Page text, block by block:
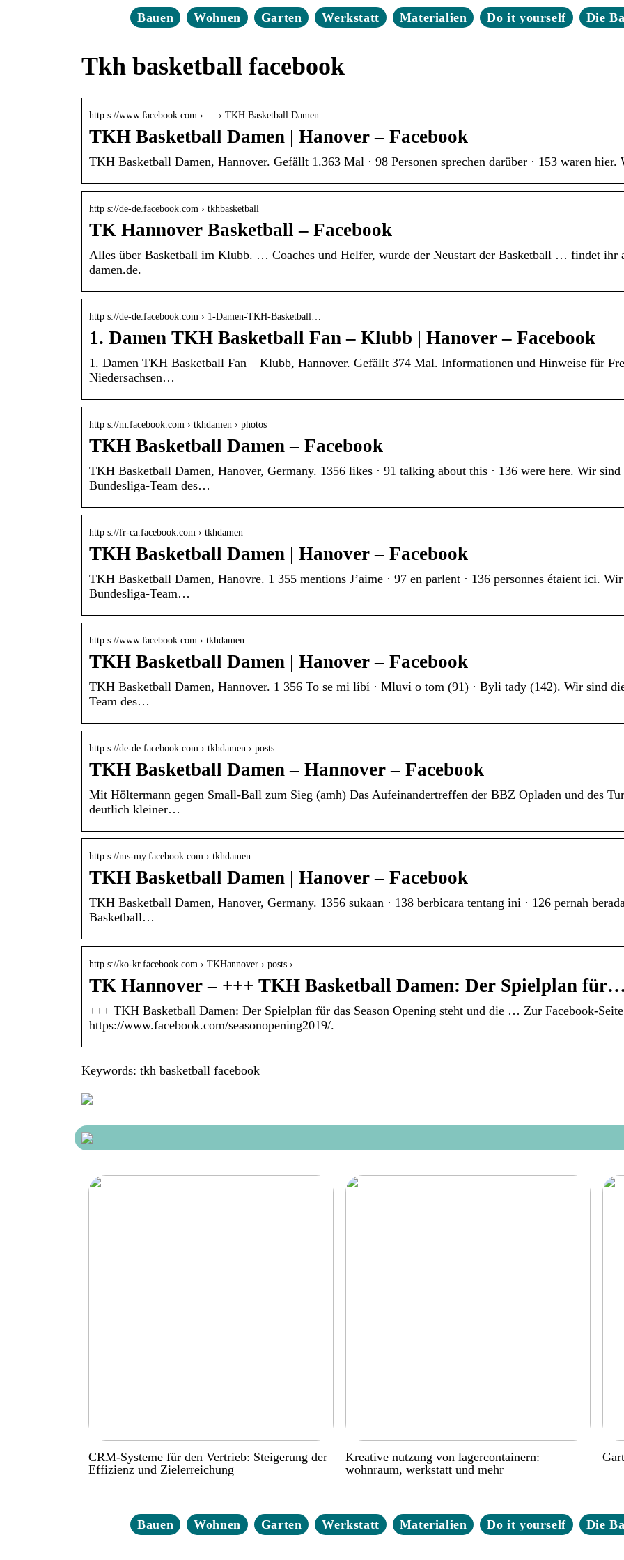
Bauen Wohnen Garten Werkstatt Materialien Do it yourself Die
Tkh basketball facebook
http s://www.facebook.com › … › TKH Basketball Damen
TKH Basketball Damen | Hanover – Facebook
TKH Basketball Damen, Hannover. Gefällt 1.363 Mal · 98 Personen sprechen darüber · 153 waren
http s://de-de.facebook.com › tkhbasketball
TK Hannover Basketball – Facebook
Alles über Basketball im Klubb. … Coaches und Helfer, wurde der Neustart der Basketball … findet ihr
damen.de.
http s://de-de.facebook.com › 1-Damen-TKH-Basketball…
1. Damen TKH Basketball Fan – Klubb | Hanover – Facebook
1. Damen TKH Basketball Fan – Klubb, Hannover. Gefällt 374 Mal. Informationen und Hinweise für
Niedersachsen…
http s://m.facebook.com › tkhdamen › photos
TKH Basketball Damen – Facebook
TKH Basketball Damen, Hanover, Germany. 1356 likes · 91 talking about this · 136 were here. Wir
Bundesliga-Team des…
http s://fr-ca.facebook.com › tkhdamen
TKH Basketball Damen | Hanover – Facebook
TKH Basketball Damen, Hanovre. 1 355 mentions J’aime · 97 en parlent · 136 personnes étaient ici.
Bundesliga-Team…
http s://www.facebook.com › tkhdamen
TKH Basketball Damen | Hanover – Facebook
TKH Basketball Damen, Hannover. 1 356 To se mi líbí · Mluví o tom (91) · Byli tady (142). Wir sind
Team des…
http s://de-de.facebook.com › tkhdamen › posts
TKH Basketball Damen – Hannover – Facebook
Mit Höltermann gegen Small-Ball zum Sieg (amh) Das Aufeinandertreffen der BBZ Opladen und des
deutlich kleiner…
http s://ms-my.facebook.com › tkhdamen
TKH Basketball Damen | Hanover – Facebook
TKH Basketball Damen, Hanover, Germany. 1356 sukaan · 138 berbicara tentang ini · 126 pernah
Basketball…
http s://ko-kr.facebook.com › TKHannover › posts ›
TK Hannover – +++ TKH Basketball Damen: Der Spielplan
+++ TKH Basketball Damen: Der Spielplan für das Season Opening steht und die … Zur Facebook-
https://www.facebook.com/seasonopening2019/.
Keywords: tkh basketball facebook
CRM-Systeme für den Vertrieb: Steigerung der
Effizienz und Zielerreichung
Kreative nutzung von lagercontainern:
wohnraum, werkstatt und mehr
Bauen Wohnen Garten Werkstatt Materialien Do it yourself Die